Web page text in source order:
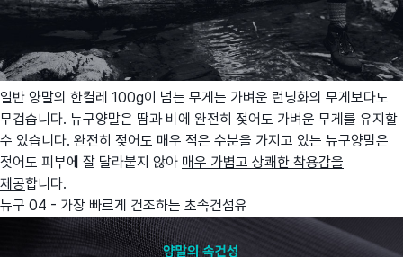
일반 양말의 한켤레 100g이 넘는 무게는 가벼운 런닝화의 무게보다도
무겁습니다. 뉴구양말은 땀과 비에 완전히 젖어도 가벼운 무게를 유지할
수 있습니다. 완전히 젖어도 매우 적은 수분을 가지고 있는 뉴구양말은
젖어도 피부에 잘 달라붙지 않아 매우 가볍고 상쾌한 착용감을
제공합니다.
뉴구 04 - 가장 빠르게 건조하는 초속건섬유